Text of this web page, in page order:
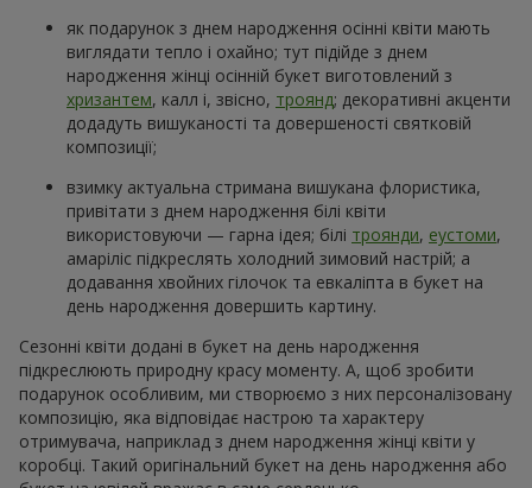
як подарунок з днем народження осінні квіти мають
виглядати тепло і охайно; тут підійде з днем
народження жінці осінній букет виготовлений з
хризантем, калл і, звісно, троянд; декоративні акценти
додадуть вишуканості та довершеності святковій
композиції;
взимку актуальна стримана вишукана флористика,
привітати з днем народження білі квіти
використовуючи — гарна ідея; білі троянди, еустоми,
амаріліс підкреслять холодний зимовий настрій; а
додавання хвойних гілочок та евкаліпта в букет на
день народження довершить картину.
Сезонні квіти додані в букет на день народження
підкреслюють природну красу моменту. А, щоб зробити
подарунок особливим, ми створюємо з них персоналізовану
композицію, яка відповідає настрою та характеру
отримувача, наприклад з днем народження жінці квіти у
коробці. Такий оригінальний букет на день народження або